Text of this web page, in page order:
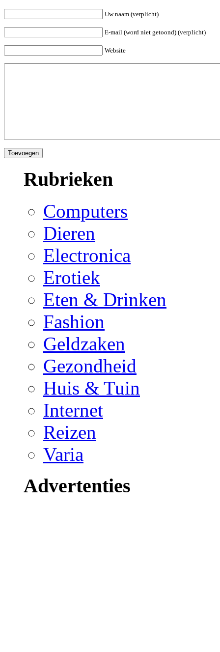
Uw naam (verplicht)
E-mail (word niet getoond) (verplicht)
Website
Rubrieken
Computers
Dieren
Electronica
Erotiek
Eten & Drinken
Fashion
Geldzaken
Gezondheid
Huis & Tuin
Internet
Reizen
Varia
Advertenties